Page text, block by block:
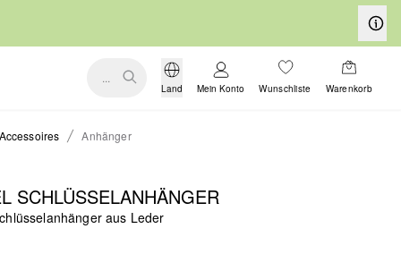
...
Land Mein Konto Wunschliste Warenkorb
Accessoires Anhänger
SCHLÜSSELANHÄNGER
aus Leder